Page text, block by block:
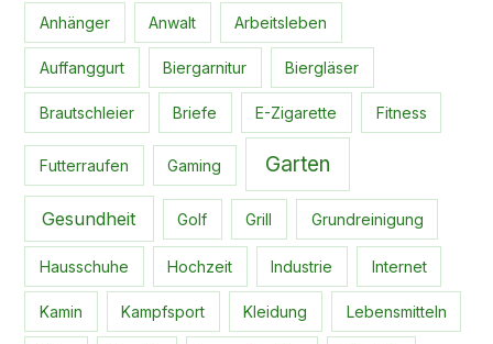
Anhänger Anwalt Arbeitsleben
Auffanggurt Biergarnitur Biergläser
Brautschleier Briefe E-Zigarette Fitness
Futterraufen Gaming Garten
Gesundheit Golf Grill Grundreinigung
Hausschuhe Hochzeit Industrie Internet
Kamin Kampfsport Kleidung Lebensmitteln